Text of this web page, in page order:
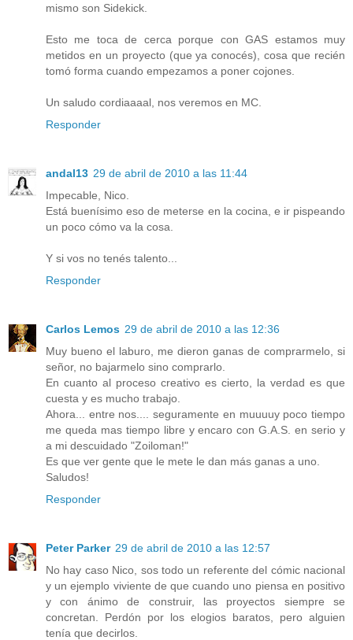
mismo son Sidekick.
Esto me toca de cerca porque con GAS estamos muy
metidos en un proyecto (que ya conocés), cosa que recién
tomó forma cuando empezamos a poner cojones.
Un saludo cordiaaaal, nos veremos en MC.
Responder
andal13 29 de abril de 2010 a las 11:44
Impecable, Nico.
Está buenísimo eso de meterse en la cocina, e ir pispeando
un poco cómo va la cosa.
Y si vos no tenés talento...
Responder
Carlos Lemos 29 de abril de 2010 a las 12:36
Muy bueno el laburo, me dieron ganas de comprarmelo, si
señor, no bajarmelo sino comprarlo.
En cuanto al proceso creativo es cierto, la verdad es que
cuesta y es mucho trabajo.
Ahora... entre nos.... seguramente en muuuuy poco tiempo
me queda mas tiempo libre y encaro con G.A.S. en serio y
a mi descuidado "Zoiloman!"
Es que ver gente que le mete le dan más ganas a uno.
Saludos!
Responder
Peter Parker 29 de abril de 2010 a las 12:57
No hay caso Nico, sos todo un referente del cómic nacional
y un ejemplo viviente de que cuando uno piensa en positivo
y con ánimo de construir, las proyectos siempre se
concretan. Perdón por los elogios baratos, pero alguien
tenía que decirlos.